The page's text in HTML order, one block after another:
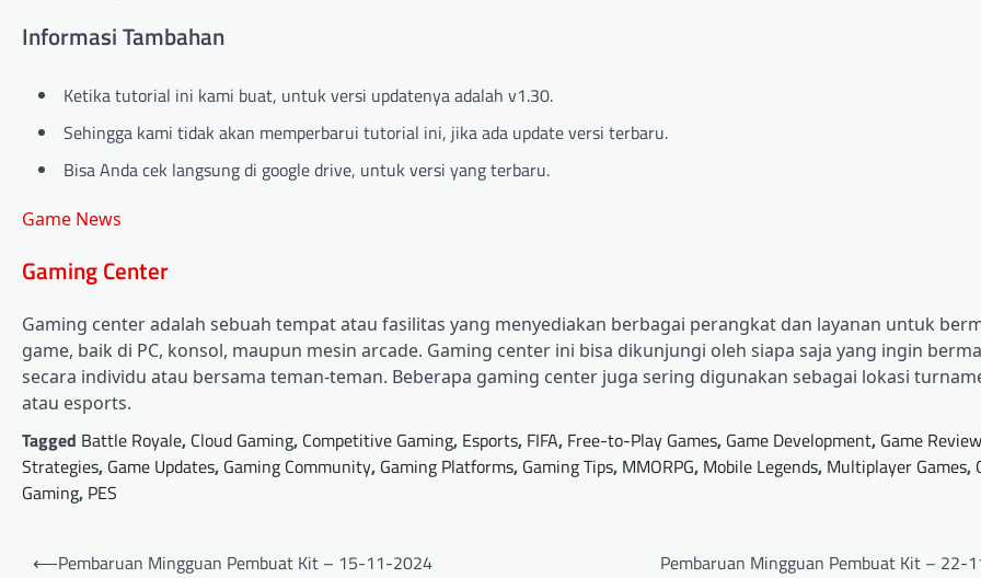
Informasi Tambahan
Ketika tutorial ini kami buat, untuk versi updatenya adalah v1.30.
Sehingga kami tidak akan memperbarui tutorial ini, jika ada update versi terbaru.
Bisa Anda cek langsung di google drive, untuk versi yang terbaru.
Game News
Gaming Center
Gaming center adalah sebuah tempat atau fasilitas yang menyediakan berbagai perangkat dan layanan untuk
game, baik di PC, konsol, maupun mesin arcade. Gaming center ini bisa dikunjungi oleh siapa saja yang ingin
secara individu atau bersama teman-teman. Beberapa gaming center juga sering digunakan sebagai lokasi
atau esports.
Tagged Battle Royale, Cloud Gaming, Competitive Gaming, Esports, FIFA, Free-to-Play Games, Game Development, Game
Strategies, Game Updates, Gaming Community, Gaming Platforms, Gaming Tips, MMORPG, Mobile Legends, Multiplayer Games,
Gaming, PES
Post
⟵Pembaruan Mingguan Pembuat Kit – 15-11-2024 Pembaruan Mingguan Pembuat Kit – 22-